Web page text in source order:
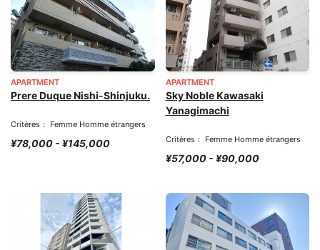
APARTMENT
Prere Duque Nishi-Shinjuku.
Critères： Femme Homme étrangers
¥78,000 - ¥145,000
APARTMENT
Sky Noble Kawasaki
Yanagimachi
Critères： Femme Homme étrangers
¥57,000 - ¥90,000